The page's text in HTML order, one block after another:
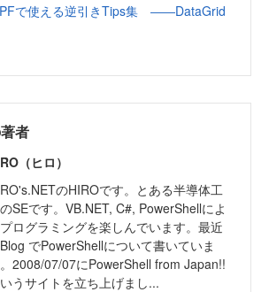
で使える逆引きTips集 ――DataGrid
者
（ヒロ）
のHIROです。とある半導体工
SEです。VB.NET, C#, PowerShellによ
ログラミングを楽しんでいます。最近
でPowerShellについて書いていま
2008/07/07にPowerShell from Japan!!
うサイトを立ち上げまし...